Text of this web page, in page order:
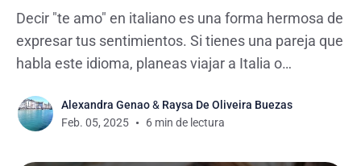
Decir "te amo" en italiano es una forma hermosa de
expresar tus sentimientos. Si tienes una pareja que
habla este idioma, planeas viajar a Italia o
estas frases te ayudará a comunicarte con más
naturalidad. Como hablante de español, siempre
Alexandra Genao& Raysa De Oliveira Buezas
Feb. 05, 2025
6 min de lectura